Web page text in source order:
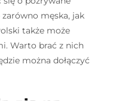
zarówno męska, jak
także może
Warto brać z nich
można dołączyć